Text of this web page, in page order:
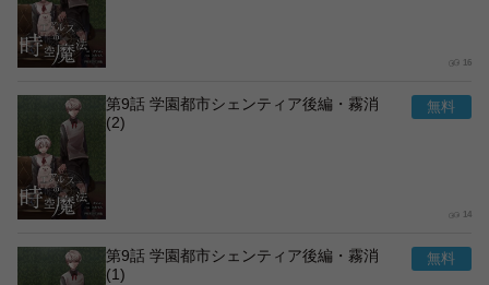
16
第9話 学園都市シェンティア後編・霧消
(2)
14
第9話 学園都市シェンティア後編・霧消
(1)